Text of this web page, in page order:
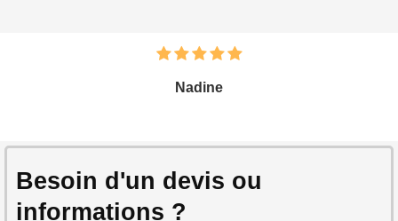
Nadine
Besoin d'un devis ou
informations ?